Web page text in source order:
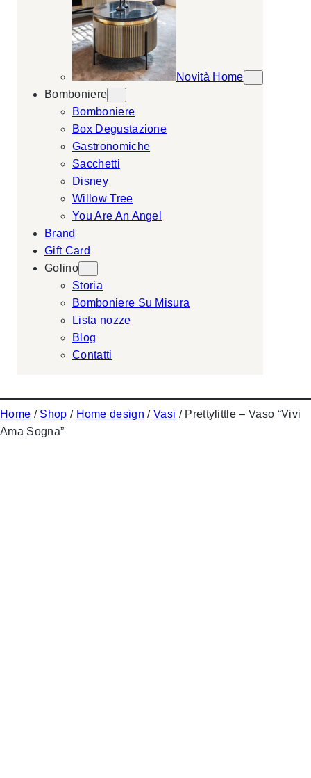
Novità Home
Bomboniere
Bomboniere
Box Degustazione
Gastronomiche
Sacchetti
Disney
Willow Tree
You Are An Angel
Brand
Gift Card
Golino
Storia
Bomboniere Su Misura
Lista nozze
Blog
Contatti
Home / Shop / Home design / Vasi / Prettylittle – Vaso “Vivi
Ama Sogna”